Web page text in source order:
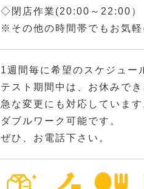
◇閉店作業(20:00～22:00）
※その他の時間帯でもお気
1週間毎に希望のスケジュー
テスト期間中は、お休みでき
急な変更にも対応しています
ダブルワーク可能です。
ぜひ、お電話下さい。